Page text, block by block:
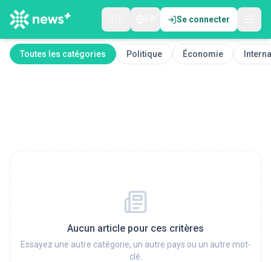
Se connecter
Toutes les catégories Politique Économie
Aucun article pour ces critères
Essayez une autre catégorie, un autre pays ou un autre mot-
clé.